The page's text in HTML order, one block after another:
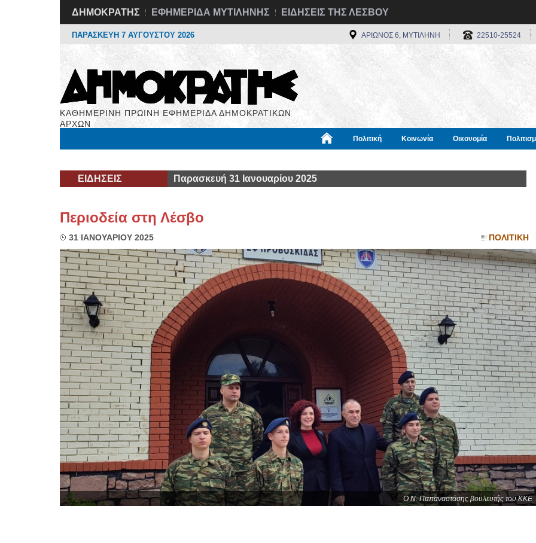
ΔΗΜΟΚΡΑΤΗΣ ΕΦΗΜΕΡΙΔΑ ΜΥΤΙΛΗΝΗΣ ΕΙΔΗΣΕΙΣ ΤΗΣ ΛΕΣΒΟΥ
ΠΑΡΑΣΚΕΥΗ 7 ΑΥΓΟΥΣΤΟΥ 2026 ΑΡΙΩΝΟΣ 6, ΜΥΤΙΛΗΝΗ 22510-25524
ΚΑΘΗΜΕΡΙΝΗ ΠΡΩΙΝΗ ΕΦΗΜΕΡΙΔΑ ΔΗΜΟΚΡΑΤΙΚΩΝ
ΑΡΧΩΝ
Πολιτική Κοινωνία Οικονομία
ΕΙΔΗΣΕΙΣ Παρασκευή 31 Ιανουαρίου 2025
Περιοδεία στη Λέσβο
31 ΙΑΝΟΥΑΡΙΟΥ 2025 ΠΟΛΙΤΙΚΗ
Ο Ν. Παπαναστάσης βουλευτής του ΚΚΕ